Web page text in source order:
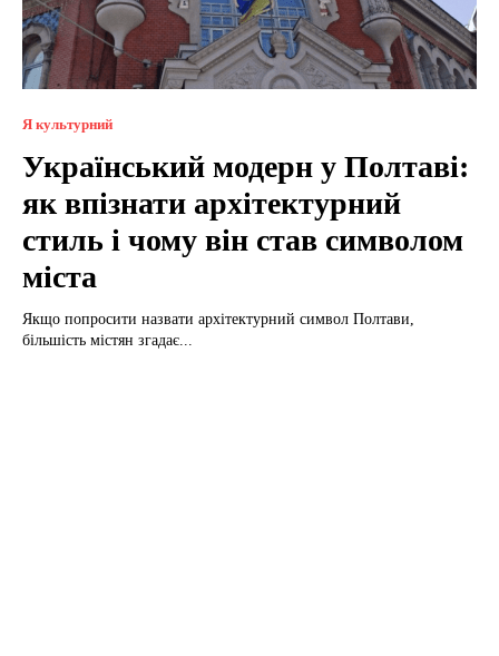
Я культурний
Український модерн у Полтаві:
як впізнати архітектурний
стиль і чому він став символом
міста
Якщо попросити назвати архітектурний символ Полтави,
більшість містян згадає...